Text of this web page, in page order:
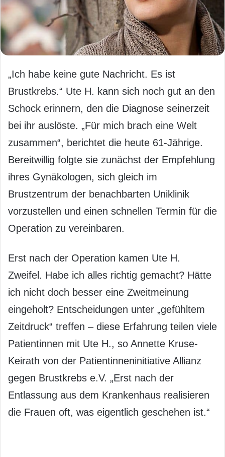
„Ich habe keine gute Nachricht. Es ist
Brustkrebs.“ Ute H. kann sich noch gut an den
Schock erinnern, den die Diagnose seinerzeit
bei ihr auslöste. „Für mich brach eine Welt
zusammen“, berichtet die heute 61-Jährige.
Bereitwillig folgte sie zunächst der Empfehlung
ihres Gynäkologen, sich gleich im
Brustzentrum der benachbarten Uniklinik
vorzustellen und einen schnellen Termin für die
Operation zu vereinbaren.
Erst nach der Operation kamen Ute H.
Zweifel. Habe ich alles richtig gemacht? Hätte
ich nicht doch besser eine Zweitmeinung
eingeholt? Entscheidungen unter „gefühltem
Zeitdruck“ treffen – diese Erfahrung teilen viele
Patientinnen mit Ute H., so Annette Kruse-
Keirath von der Patientinneninitiative Allianz
gegen Brustkrebs e.V. „Erst nach der
Entlassung aus dem Krankenhaus realisieren
die Frauen oft, was eigentlich geschehen ist.“